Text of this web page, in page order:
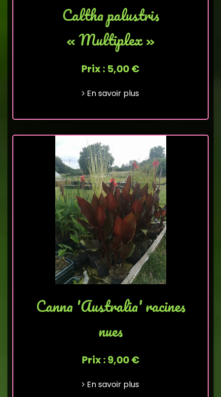
Caltha palustris
« Multiplex »
Prix : 5,00 €
En savoir plus
Canna 'Australia' racines
nues
Prix : 9,00 €
En savoir plus